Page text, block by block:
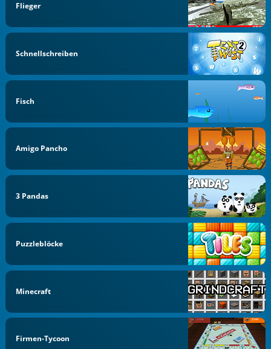
Flieger
Schnellschreiben
Fisch
Amigo Pancho
3 Pandas
Puzzleblöcke
Minecraft
Firmen-Tycoon